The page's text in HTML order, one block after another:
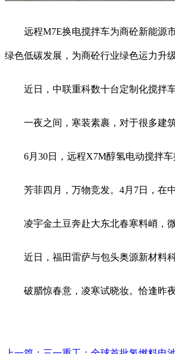
远程M7E换电搅拌车为商砼新能源市
绿色低碳发展，为商砼行业绿色运力升
近日，中联重科数十台定制化搅拌车
一夜之间，寒装素裹，对于很多建筑
6月30日，远程X7M醇氢电动搅拌车
芳菲四月，万物竞发。4月7日，在中
凌宇金土豆奔赴大东北春寒料峭，微
近日，福田雷萨与包头奥源新材料科
破腊惊春意，凌寒试晓妆。恰逢昨夜